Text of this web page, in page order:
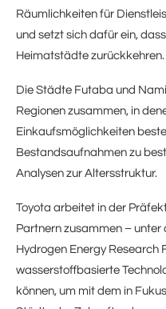
Räumlichkeiten für
und setzt sich dafür ein,
Heimatstädte zurückkehren.
Die Städte Futaba und
Regionen zusammen, in
Einkaufsmöglichkeiten
Bestandsaufnahmen zu
Analysen zur Altersstruktur.
Toyota arbeitet in der
Partnern zusammen –
Hydrogen Energy Research
wasserstoffbasierte
können, um mit dem in